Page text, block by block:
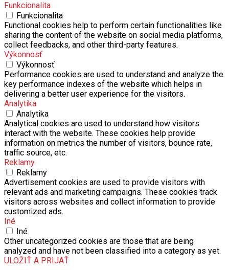
Funkcionalita
Funkcionalita
Functional cookies help to perform certain functionalities like
sharing the content of the website on social media platforms,
collect feedbacks, and other third-party features.
Výkonnosť
Výkonnosť
Performance cookies are used to understand and analyze the
key performance indexes of the website which helps in
delivering a better user experience for the visitors.
Analytika
Analytika
Analytical cookies are used to understand how visitors
interact with the website. These cookies help provide
information on metrics the number of visitors, bounce rate,
traffic source, etc.
Reklamy
Reklamy
Advertisement cookies are used to provide visitors with
relevant ads and marketing campaigns. These cookies track
visitors across websites and collect information to provide
customized ads.
Iné
Iné
Other uncategorized cookies are those that are being
analyzed and have not been classified into a category as yet.
ULOŽIŤ A PRIJAŤ